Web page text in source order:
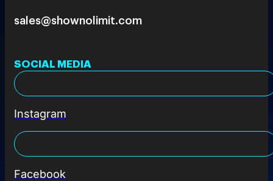
sales@shownolimit.com
SOCIAL MEDIA
Instagram
Facebook